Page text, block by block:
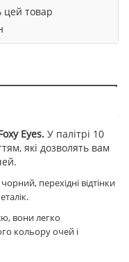
цей товар
Eyes. У палітрі 10
які дозволять вам
перехідні відтінки
вони легко
кольору очей і